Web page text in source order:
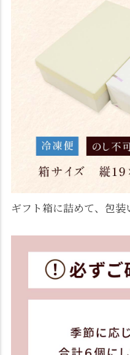
ギフト箱に詰めて、包装